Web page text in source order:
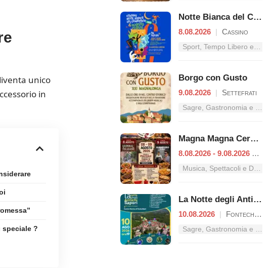
unico
in
speciale ?
Notte Bianca del Commercio
8.08.2026 | Cassino
Sport, Tempo Libero e Divertimento nel Lazio
Borgo con Gusto
9.08.2026 | Settefrati
Sagre, Gastronomia e Tradizioni nel Lazio
Magna Magna Cervaro
8.08.2026 - 9.08.2026 |
Musica, Spettacoli e Danza nel Lazio
La Notte degli Antichi Sapori
10.08.2026 | Fontechiari
Sagre, Gastronomia e Tradizioni nel Lazio